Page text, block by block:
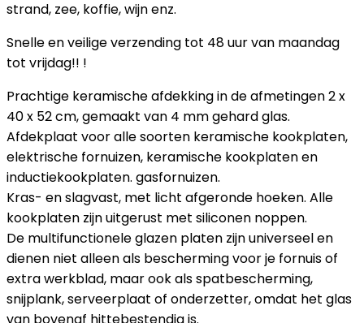
strand, zee, koffie, wijn enz.
Snelle en veilige verzending tot 48 uur van maandag
tot vrijdag!! !
Prachtige keramische afdekking in de afmetingen 2 x
40 x 52 cm, gemaakt van 4 mm gehard glas.
Afdekplaat voor alle soorten keramische kookplaten,
elektrische fornuizen, keramische kookplaten en
inductiekookplaten. gasfornuizen.
Kras- en slagvast, met licht afgeronde hoeken. Alle
kookplaten zijn uitgerust met siliconen noppen.
De multifunctionele glazen platen zijn universeel en
dienen niet alleen als bescherming voor je fornuis of
extra werkblad, maar ook als spatbescherming,
snijplank, serveerplaat of onderzetter, omdat het glas